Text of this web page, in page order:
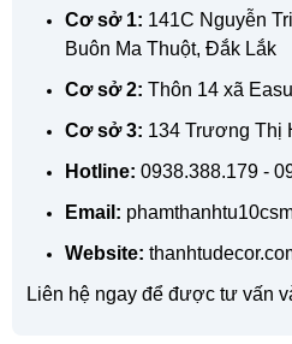
Cơ sở 1: 141C Nguyễn
Buôn Ma Thuột, Đắk Lắk
Cơ sở 2: Thôn 14 xã
Cơ sở 3: 134 Trương Thị
Hotline: 0938.388.179 -
Email:
Website:
Liên hệ ngay để được tư vấn